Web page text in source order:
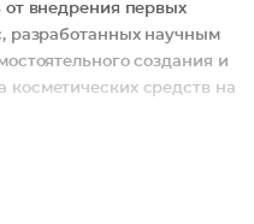
от внедрения первых
разработанных научным
создания и
косметических средств на
самое дорогое, что может
и переработанное